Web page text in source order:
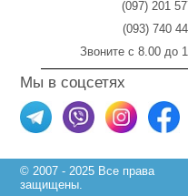
(097) 201
(093) 740
Звоните с 8.00 до
Мы в соцсетях
© 2007 - 2025 Все права
защищены.